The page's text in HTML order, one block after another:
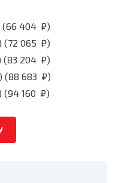
₽
(66 404 ₽)
(72 065 ₽)
(83 204 ₽)
(88 683 ₽)
(94 160 ₽)